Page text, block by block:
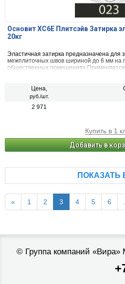
Основит ХС6Е Плитсэйв Затирка
20кг
Эластичная затирка предназначена для
межплиточных швов шириной до 6 мм на
общественных
Цена,
руб./шт.
2 971
Купить в 1
Добавить в
ПОКАЗАТЬ
« 1 2 3 4 5 6
© Группа компаний «Вира»